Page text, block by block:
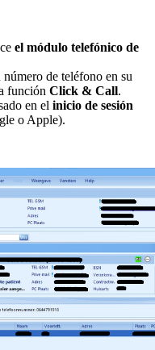
el módulo telefónico de
de teléfono en su
función Click & Call.
en el inicio de sesión
o Apple).